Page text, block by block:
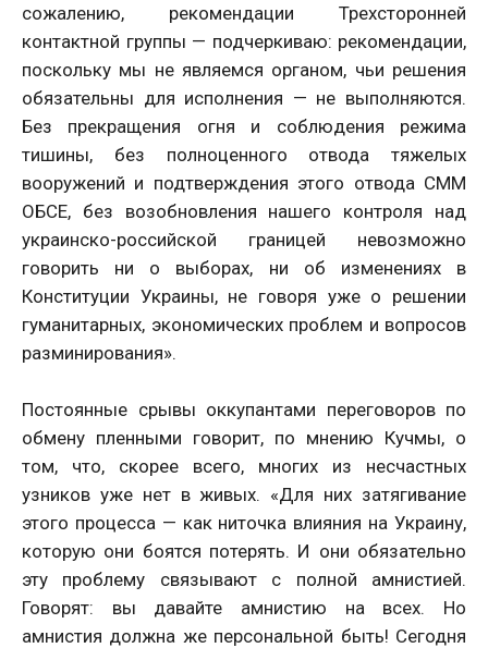
сожалению, рекомендации Трехсторонней
контактной группы — подчеркиваю: рекомендации,
поскольку мы не являемся органом, чьи решения
обязательны для исполнения — не выполняются.
Без прекращения огня и соблюдения режима
тишины, без полноценного отвода тяжелых
вооружений и подтверждения этого отвода СММ
ОБСЕ, без возобновления нашего контроля над
украинско-российской границей невозможно
говорить ни о выборах, ни об изменениях в
Конституции Украины, не говоря уже о решении
гуманитарных, экономических проблем и вопросов
разминирования».
Постоянные срывы оккупантами переговоров по
обмену пленными говорит, по мнению Кучмы, о
том, что, скорее всего, многих из несчастных
узников уже нет в живых. «Для них затягивание
этого процесса — как ниточка влияния на Украину,
которую они боятся потерять. И они обязательно
эту проблему связывают с полной амнистией.
Говорят: вы давайте амнистию на всех. Но
амнистия должна же персональной быть! Сегодня